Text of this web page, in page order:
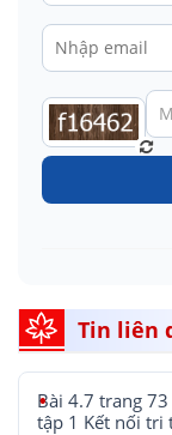
Tin liên
Bài 4.7 trang 73
tập 1 Kết nối tri